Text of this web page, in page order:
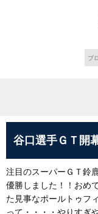
谷口選手ＧＴ開
注目のスーパーＧＴ鈴
優勝しました！！おめ
た見事なポールトゥフ